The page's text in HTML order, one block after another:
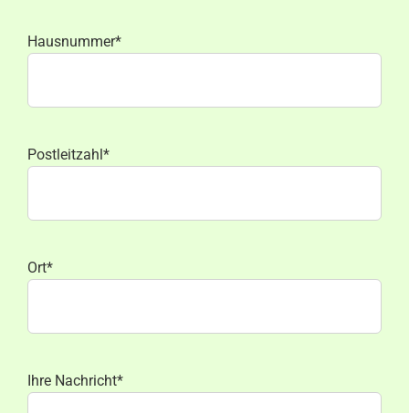
Hausnummer*
Postleitzahl*
Ort*
Ihre Nachricht*